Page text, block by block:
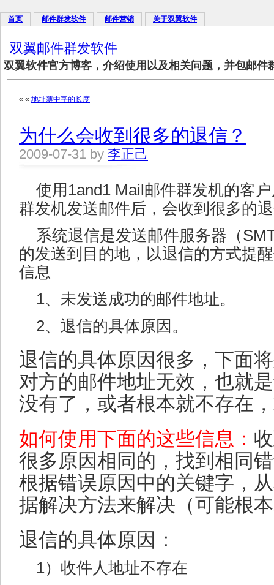
首页 邮件群发软件 邮件营销 关于双翼软件
双翼邮件群发软件
双翼软件官方博客，介绍使用以及相关问题，并包邮
« « 地址薄中字的长度
为什么会收到很多的退信？
2009-07-31 by 李正己
使用1and1 Mail邮件群发机的客
群发机发送邮件后，会收到很多的
系统退信是发送邮件服务器（
的发送到目的地，以退信的方式提
信息
1、未发送成功的邮件地址。
2、退信的具体原因。
退信的具体原因很多，下面
对方的邮件地址无效，也就
没有了，或者根本就不存在
如何使用下面的这些信息：
很多原因相同的，找到相同
根据错误原因中的关键字，
据解决方法来解决（可能根
退信的具体原因：
1）收件人地址不存在